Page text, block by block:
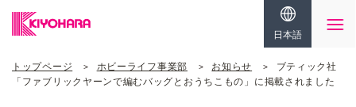
日本語
トップページ ホビーライフ事業部 お知らせ
ブティック社
「ファブリックヤーンで編むバッグとおうちこもの」に掲載されました